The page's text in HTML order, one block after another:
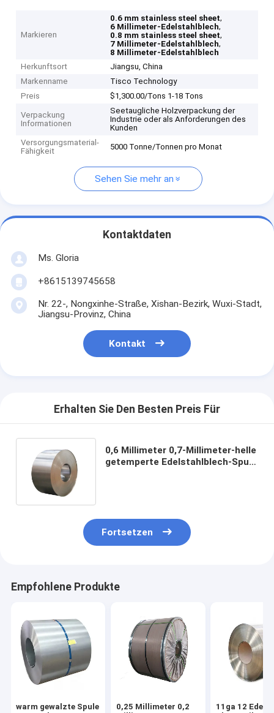
Markieren
0.6 mm stainless steel sheet,
6 Millimeter-Edelstahlblech,
0.8 mm stainless steel sheet,
7 Millimeter-Edelstahlblech,
8 Millimeter-Edelstahlblech
Herkunftsort
Jiangsu, China
Markenname
Tisco Technology
Preis
$1,300.00/Tons 1-18 Tons
Verpackung
Informationen
Seetaugliche Holzverpackung der
Industrie oder als Anforderungen des
Kunden
Versorgungsmaterial-
Fähigkeit
5000 Tonne/Tonnen pro Monat
Sehen Sie mehr an
Kontaktdaten
Ms. Gloria
+8615139745658
Nr. 22-, Nongxinhe-Straße, Xishan-Bezirk, Wuxi-Stadt,
Jiangsu-Provinz, China
Kontakt
Erhalten Sie Den Besten Preis Für
0,6 Millimeter 0,7-Millimeter-helle
getemperte Edelstahlblech-Spule
Fortsetzen
Empfohlene Produkte
warm gewalzte Spule
0,25 Millimeter 0,2
11ga 12